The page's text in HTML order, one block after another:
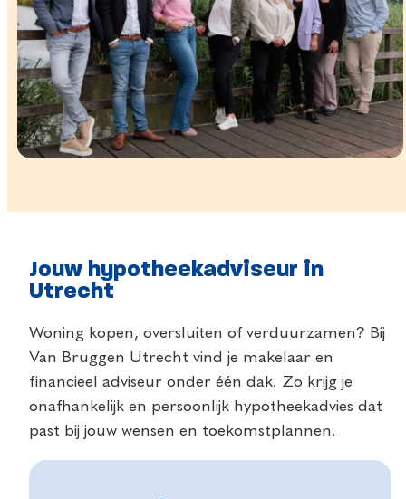
Jouw hypotheekadviseur in
Utrecht
Woning kopen, oversluiten of verduurzamen? Bij
Van Bruggen Utrecht vind je makelaar en
financieel adviseur onder één dak. Zo krijg je
onafhankelijk en persoonlijk hypotheekadvies dat
past bij jouw wensen en toekomstplannen.